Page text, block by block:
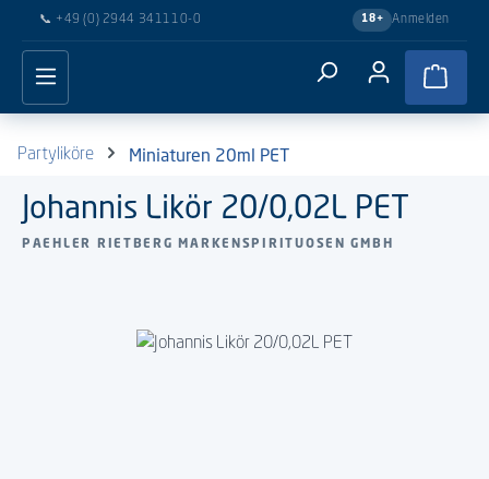
Hauptinhalt springen
📞 +49 (0) 2944 341110-0 18+ Anmelden
Partyliköre Miniaturen 20ml PET
Johannis Likör 20/0,02L PET
PAEHLER RIETBERG MARKENSPIRITUOSEN GMBH
Bildergalerie überspringen